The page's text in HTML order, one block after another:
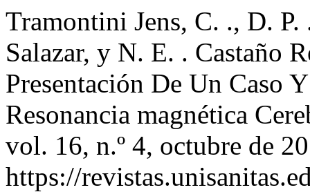
Tramontini Jens, C. ., D.
Salazar, y N. E. . Castaño
Presentación De Un Caso
Resonancia magnética
vol. 16, n.º 4, octubre de
https://